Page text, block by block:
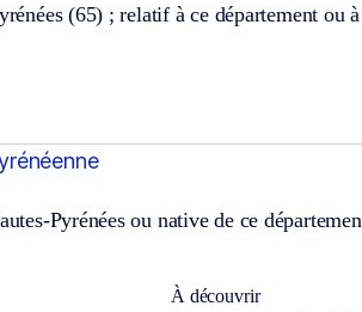
(65) ; relatif à ce département ou
Pyrénées ou native de ce
À découvrir